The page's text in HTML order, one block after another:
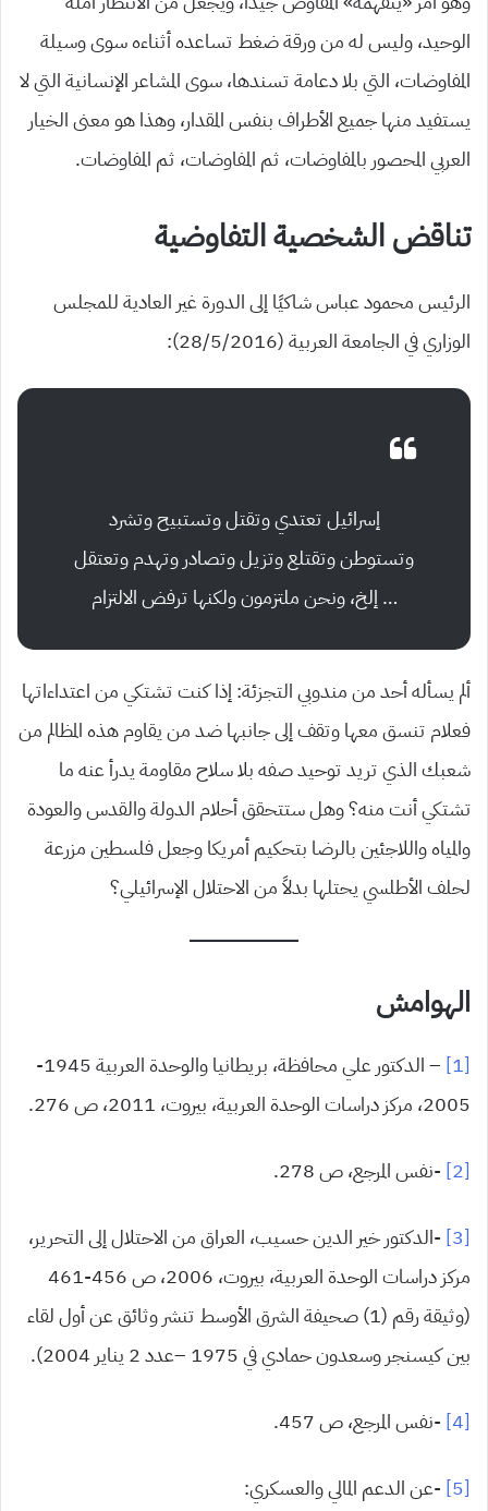
الوحيد، وليس له من ورقة ضغط تساعده أثناءه سوى وسيلة
المفاوضات، التي بلا دعامة تسندها، سوى المشاعر الإنسانية التي لا
يستفيد منها جميع الأطراف بنفس المقدار، وهذا هو معنى الخيار
العربي المحصور بالمفاوضات، ثم المفاوضات، ثم المفاوضات.
تناقض الشخصية التفاوضية
الرئيس محمود عباس شاكيًا إلى الدورة غير العادية للمجلس
الوزاري في الجامعة العربية (28/5/2016):
إسرائيل تعتدي وتقتل وتستبيح وتشرد
وتستوطن وتقتلع وتزيل وتصادر وتهدم وتعتقل
… إلخ، ونحن ملتزمون ولكنها ترفض الالتزام
ألم يسأله أحد من مندوبي التجزئة: إذا كنت تشتكي من اعتداءاتها
فعلام تنسق معها وتقف إلى جانبها ضد من يقاوم هذه المظالم من
شعبك الذي تريد توحيد صفه بلا سلاح مقاومة يدرأ عنه ما
تشتكي أنت منه؟ وهل ستتحقق أحلام الدولة والقدس والعودة
والمياه واللاجئين بالرضا بتحكيم أمريكا وجعل فلسطين مزرعة
لحلف الأطلسي يحتلها بدلاً من الاحتلال الإسرائيلي؟
الهوامش
[1]
– الدكتور علي محافظة، بريطانيا والوحدة العربية 1945-
2005، مركز دراسات الوحدة العربية، بيروت، 2011، ص 276.
[2] -نفس المرجع، ص 278.
[3]
-الدكتور خير الدين حسيب، العراق من الاحتلال إلى التحرير،
مركز دراسات الوحدة العربية، بيروت، 2006، ص 456-461
(وثيقة رقم (1) صحيفة الشرق الأوسط تنشر وثائق عن أول لقاء
بين كيسنجر وسعدون حمادي في 1975 –عدد 2 يناير 2004).
[4] -نفس المرجع، ص 457.
[5] -عن الدعم المالي والعسكري: